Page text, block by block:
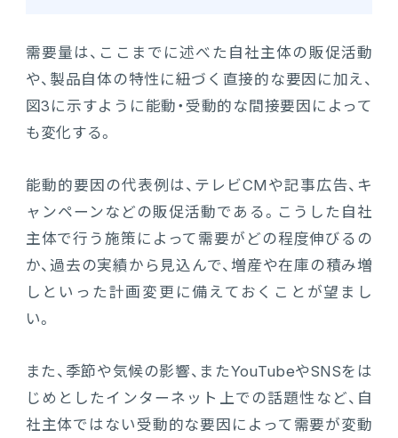
需要量は、ここまでに述べた自社主体の販促活動
や、製品自体の特性に紐づく直接的な要因に加え、
図3に示すように能動・受動的な間接要因によって
も変化する。
能動的要因の代表例は、テレビCMや記事広告、キ
ャンペーンなどの販促活動である。こうした自社
主体で行う施策によって需要がどの程度伸びるの
か、過去の実績から見込んで、増産や在庫の積み増
しといった計画変更に備えておくことが望まし
い。
また、季節や気候の影響、またYouTubeやSNSをは
じめとしたインターネット上での話題性など、自
社主体ではない受動的な要因によって需要が変動